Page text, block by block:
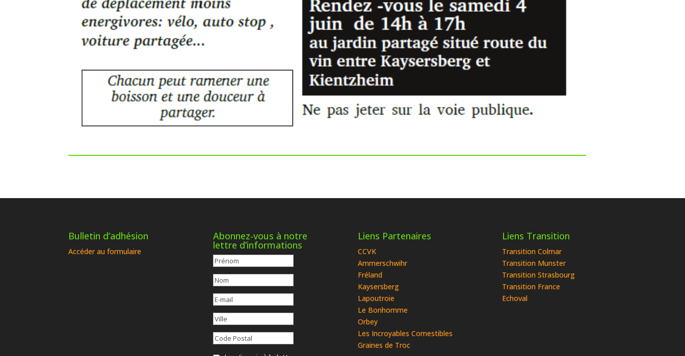
Bulletin d’adhésion
Accéder au formulaire
Abonnez-vous à notre
lettre d’informations
Liens Partenaires
CCVK
Ammerschwihr
Fréland
Kaysersberg
Lapoutroie
Le Bonhomme
Orbey
Les Incroyables Comestibles
Graines de Troc
Liens Transition
Transition Colmar
Transition Munster
Transition Strasbourg
Transition France
Echoval